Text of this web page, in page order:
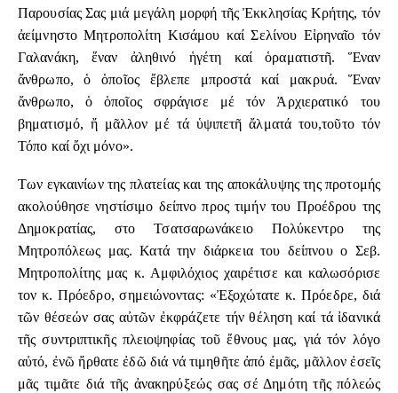
Παρουσίας Σας μιά μεγάλη μορφή τῆς Ἐκκλησίας Κρήτης, τόν
ἀείμνηστο Μητροπολίτη Κισάμου καί Σελίνου Εἰρηναῖο τόν
Γαλανάκη, ἕναν ἀληθινό ἡγέτη καί ὁραματιστῆ. Ἕναν
ἄνθρωπο, ὁ ὁποῖος ἔβλεπε μπροστά καί μακρυά. Ἕναν
ἄνθρωπο, ὁ ὁποῖος σφράγισε μέ τόν Ἀρχιερατικό του
βηματισμό, ἤ μᾶλλον μέ τά ὑψιπετῆ ἄλματά του,τοῦτο τόν
Τόπο καί ὄχι μόνο».
Των εγκαινίων της πλατείας και της αποκάλυψης της προτομής
ακολούθησε νηστίσιμο δείπνο προς τιμήν του Προέδρου της
Δημοκρατίας, στο Τσατσαρωνάκειο Πολύκεντρο της
Μητροπόλεως μας. Κατά την διάρκεια του δείπνου ο Σεβ.
Μητροπολίτης μας κ. Αμφιλόχιος χαιρέτισε και καλωσόρισε
τον κ. Πρόεδρο, σημειώνοντας: «Ἐξοχώτατε κ. Πρόεδρε, διά
τῶν θέσεών σας αὐτῶν ἐκφράζετε τήν θέληση καί τά ἰδανικά
τῆς συντριπτικῆς πλειοψηφίας τοῦ ἔθνους μας, γιά τόν λόγο
αὐτό, ἐνῶ ἤρθατε ἐδῶ διά νά τιμηθῆτε ἀπό ἐμᾶς, μᾶλλον ἐσεῖς
μᾶς τιμᾶτε διά τῆς ἀνακηρύξεώς σας σέ Δημότη τῆς πόλεώς